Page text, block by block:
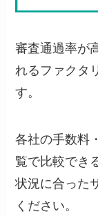
審査通過率が
れるファクタ
す。
各社の手数料
覧で比較でき
状況に合った
ください。